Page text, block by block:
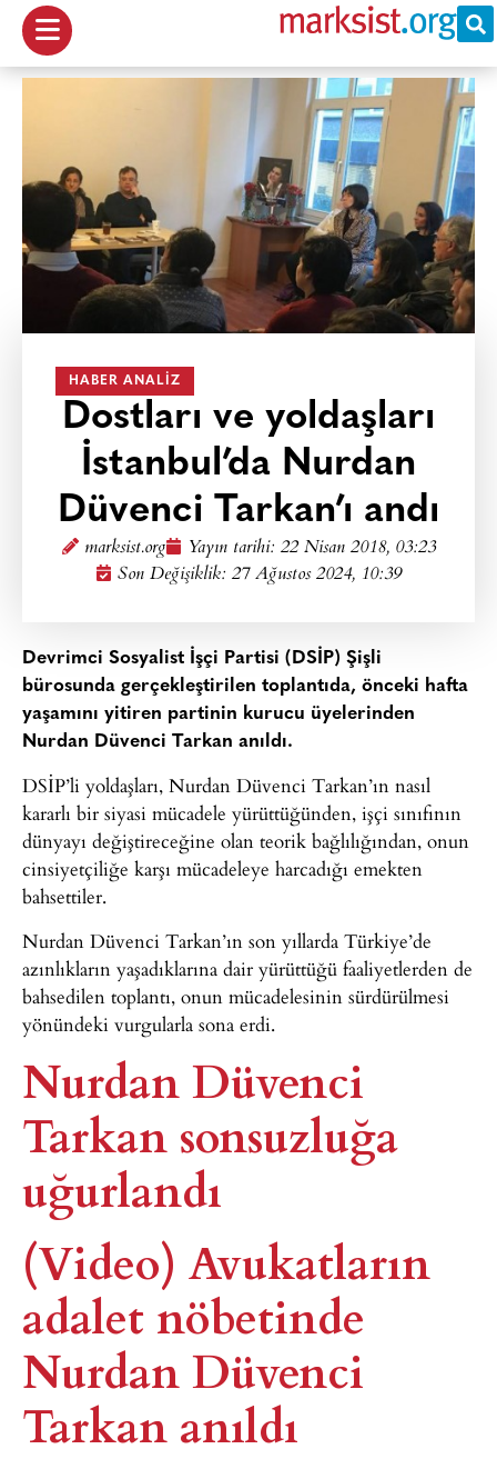
HABER ANALIZ
Dostları ve yoldaşları
İstanbul’da Nurdan
Düvenci Tarkan’ı andı
marksist.org Yayın tarihi: 22 Nisan 2018, 03:23
Son Değişiklik: 27 Ağustos 2024, 10:39
Devrimci Sosyalist İşçi Partisi (DSİP) Şişli
bürosunda gerçekleştirilen toplantıda, önceki hafta
yaşamını yitiren partinin kurucu üyelerinden
Nurdan Düvenci Tarkan anıldı.
DSİP’li yoldaşları, Nurdan Düvenci Tarkan’ın nasıl
kararlı bir siyasi mücadele yürüttüğünden, işçi sınıfının
dünyayı değiştireceğine olan teorik bağlılığından, onun
cinsiyetçiliğe karşı mücadeleye harcadığı emekten
bahsettiler.
Nurdan Düvenci Tarkan’ın son yıllarda Türkiye’de
azınlıkların yaşadıklarına dair yürüttüğü faaliyetlerden de
bahsedilen toplantı, onun mücadelesinin sürdürülmesi
yönündeki vurgularla sona erdi.
Nurdan Düvenci
Tarkan sonsuzluğa
uğurlandı
(Video) Avukatların
adalet nöbetinde
Nurdan Düvenci
Tarkan anıldı